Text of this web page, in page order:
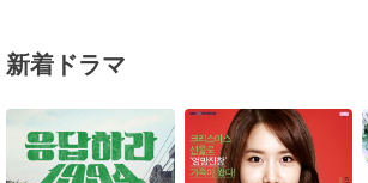
新着ドラマ